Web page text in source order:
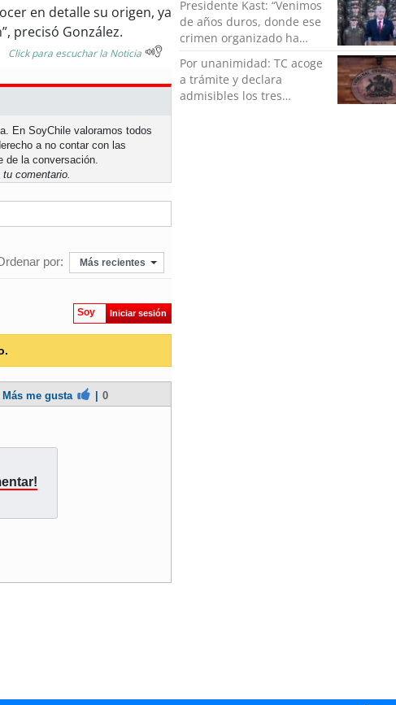
en detalle su origen, ya
precisó González.
Click para escuchar la Noticia
En SoyChile valoramos todos
a no contar con las
de la conversación.
tu comentario.
por: Más recientes
Soy Iniciar sesión
Más me gusta 0
Presidente Kast: “Venimos
de años duros, donde ese
crimen organizado ha
ocupado un lugar que no
le corresponde”
Por unanimidad: TC acoge
a trámite y declara
admisibles los tres